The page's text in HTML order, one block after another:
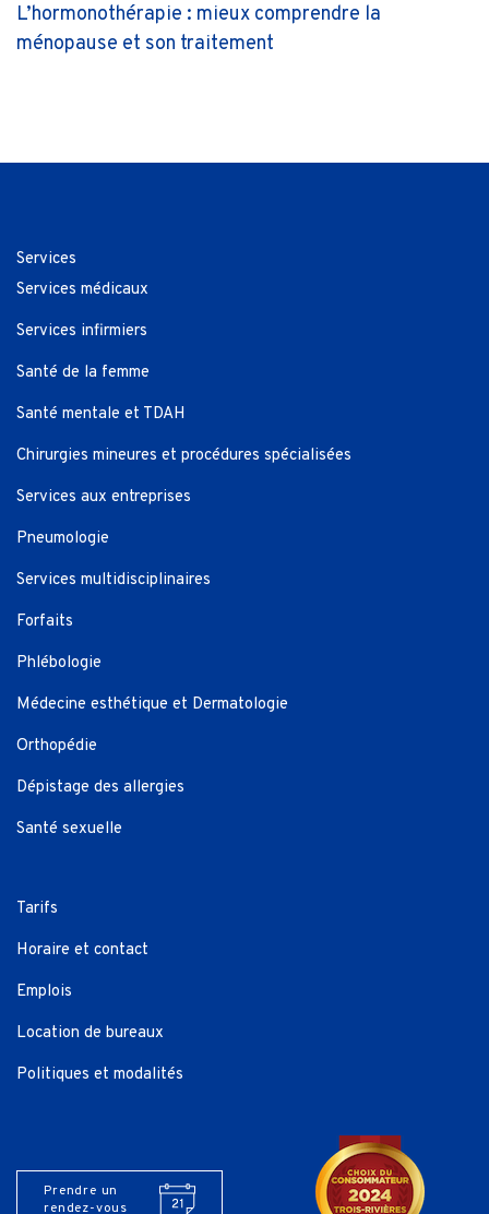
L’hormonothérapie : mieux comprendre la
ménopause et son traitement
Services
Services médicaux
Services infirmiers
Santé de la femme
Santé mentale et TDAH
Chirurgies mineures et procédures spécialisées
Services aux entreprises
Pneumologie
Services multidisciplinaires
Forfaits
Phlébologie
Médecine esthétique et Dermatologie
Orthopédie
Dépistage des allergies
Santé sexuelle
Tarifs
Horaire et contact
Emplois
Location de bureaux
Politiques et modalités
Prendre un
rendez-vous